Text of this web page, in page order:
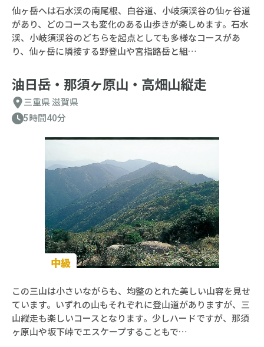
仙ヶ岳へは石水渓の南尾根、白谷道、小岐須渓谷の仙ヶ谷道
があり、どのコースも変化のある山歩きが楽しめます。石水
渓、小岐須渓谷のどちらを起点としても多様なコースがあ
り、仙ヶ岳に隣接する野登山や宮指路岳と組…
油日岳・那須ヶ原山・高畑山縦走
三重県滋賀県
5時間40分
中級
この三山は小さいながらも、均整のとれた美しい山容を見せ
ています。いずれの山もそれぞれに登山道がありますが、三
山縦走も楽しいコースとなります。少しハードですが、那須
ヶ原山や坂下峠でエスケープすることもで…